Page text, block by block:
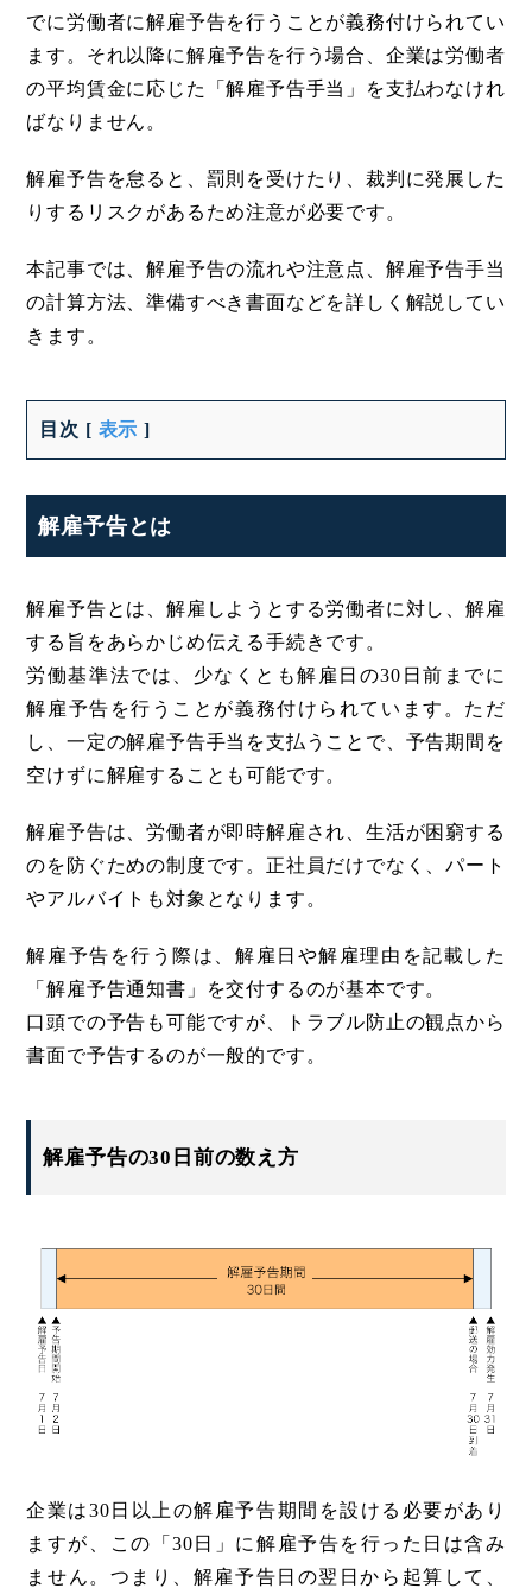
でに労働者に解雇予告を行うことが義務付けられてい
ます。それ以降に解雇予告を行う場合、企業は労働者
の平均賃金に応じた「解雇予告手当」を支払わなけれ
ばなりません。
解雇予告を怠ると、罰則を受けたり、裁判に発展した
りするリスクがあるため注意が必要です。
本記事では、解雇予告の流れや注意点、解雇予告手当
の計算方法、準備すべき書面などを詳しく解説してい
きます。
目次 [ 表示 ]
解雇予告とは
解雇予告とは、解雇しようとする労働者に対し、解雇
する旨をあらかじめ伝える手続きです。
労働基準法では、少なくとも解雇日の30日前までに
解雇予告を行うことが義務付けられています。ただ
し、一定の解雇予告手当を支払うことで、予告期間を
空けずに解雇することも可能です。
解雇予告は、労働者が即時解雇され、生活が困窮する
のを防ぐための制度です。正社員だけでなく、パート
やアルバイトも対象となります。
解雇予告を行う際は、解雇日や解雇理由を記載した
「解雇予告通知書」を交付するのが基本です。
口頭での予告も可能ですが、トラブル防止の観点から
書面で予告するのが一般的です。
解雇予告の30日前の数え方
企業は30日以上の解雇予告期間を設ける必要があり
ますが、この「30日」に解雇予告を行った日は含み
ません。つまり、解雇予告日の翌日から起算して、